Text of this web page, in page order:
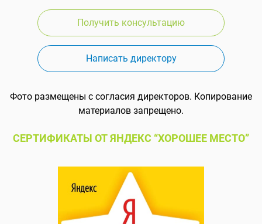
Получить консультацию
Написать директору
Фото размещены с согласия директоров. Копирование
материалов запрещено.
СЕРТИФИКАТЫ ОТ ЯНДЕКС “ХОРОШЕЕ МЕСТО”